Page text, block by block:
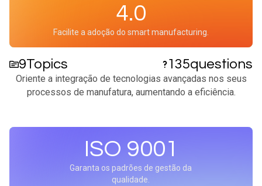
4.0
Facilite a adoção do smart manufacturing.
9Topics 135questions
Oriente a integração de tecnologias avançadas nos seus
processos de manufatura, aumentando a eficiência.​
ISO 9001
Garanta os padrões de gestão da
qualidade.